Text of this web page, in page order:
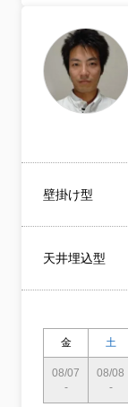
壁掛け型
天井埋込型
金 土
08/07
-
08/08
-